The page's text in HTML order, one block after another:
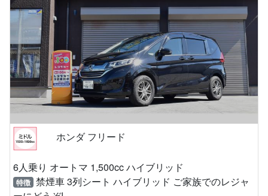
ホンダ フリード
6人乗り オートマ 1,500cc ハイブリッド
特徴 禁煙車 3列シート ハイブリッド ご家族でのレジャ